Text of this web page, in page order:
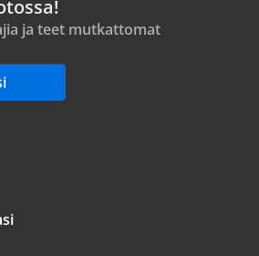
ja teet mutkattomat